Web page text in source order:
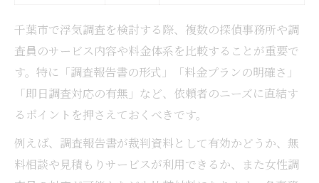
千葉市で浮気調査を検討する際、複数の探偵事務所や調
査員のサービス内容や料金体系を比較することが重要で
す。特に「調査報告書の形式」「料金プランの明確さ」
「即日調査対応の有無」など、依頼者のニーズに直結す
るポイントを押さえておくべきです。
例えば、調査報告書が裁判資料として有効かどうか、無
料相談や見積もりサービスが利用できるか、また女性調